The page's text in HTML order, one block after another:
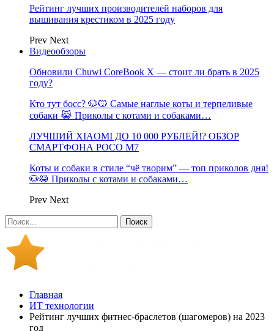
Рейтинг лучших производителей наборов для
вышивания крестиком в 2025 году
Prev Next
Видеообзоры
Обновили Chuwi CoreBook X — стоит ли брать в 2025
году?
Кто тут босс? 🐶😼 Самые наглые коты и терпеливые
собаки 😹 Приколы с котами и собаками…
ЛУЧШИЙ XIAOMI ДО 10 000 РУБЛЕЙ!? ОБЗОР
СМАРТФОНА POCO M7
Коты и собаки в стиле “чё творим” — топ приколов дня!
🐶😹 Приколы с котами и собаками…
Prev Next
Главная
ИТ технологии
Рейтинг лучших фитнес-браслетов (шагомеров) на 2023
год